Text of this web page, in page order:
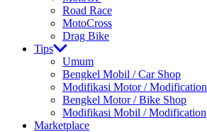
Road Race
MotoCross
Drag Bike
Tips
Umum
Bengkel Mobil / Car Shop
Modifikasi Motor / Modification
Bengkel Motor / Bike Shop
Modifikasi Mobil / Modification
Marketplace